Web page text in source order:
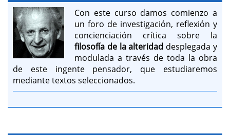
Con este curso damos comienzo a
un foro de investigación, reflexión y
concienciación crítica sobre la
filosofía de la alteridad desplegada y
modulada a través de toda la obra
de este ingente pensador, que estudiaremos
mediante textos seleccionados.